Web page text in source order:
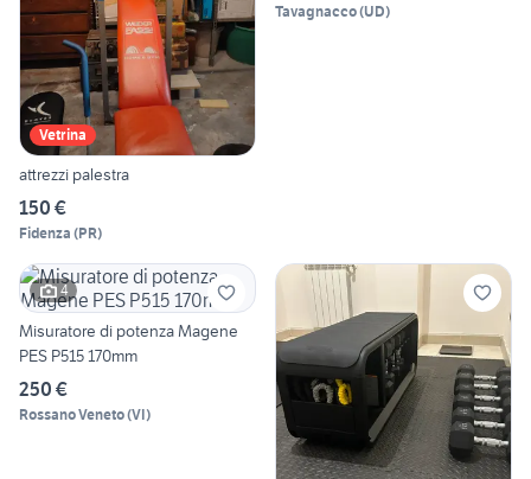
Vetrina
attrezzi palestra
150 €
Fidenza (PR)
Tavagnacco(UD)
4
Misuratore di potenza Magene
PES P515 170mm
250 €
Rossano Veneto(VI)